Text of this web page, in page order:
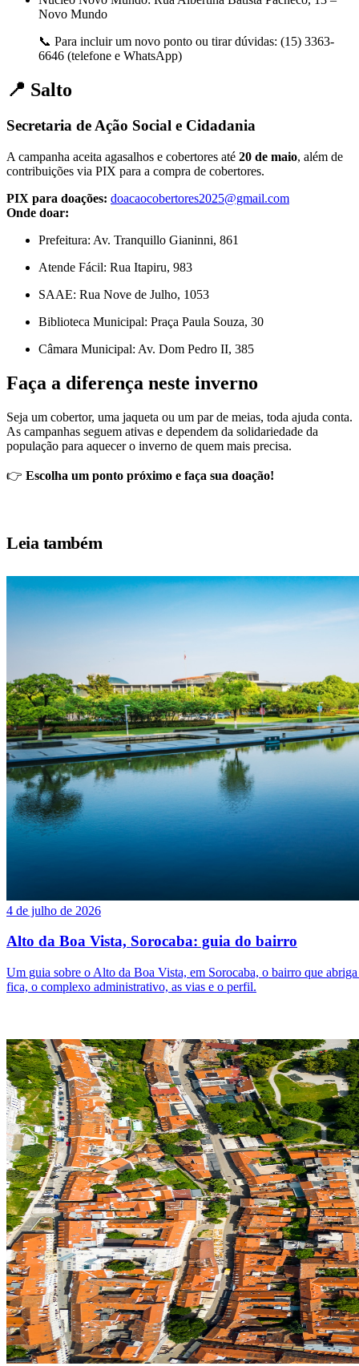
Novo Mundo
📞 Para incluir um novo ponto ou tirar dúvidas: (15) 3363-
6646 (telefone e WhatsApp)
📍 Salto
Secretaria de Ação Social e Cidadania
A campanha aceita agasalhos e cobertores até 20 de maio, além de
contribuições via PIX para a compra de cobertores.
PIX para doações: doacaocobertores2025@gmail.com
Onde doar:
Prefeitura: Av. Tranquillo Gianinni, 861
Atende Fácil: Rua Itapiru, 983
SAAE: Rua Nove de Julho, 1053
Biblioteca Municipal: Praça Paula Souza, 30
Câmara Municipal: Av. Dom Pedro II, 385
Faça a diferença neste inverno
Seja um cobertor, uma jaqueta ou um par de meias, toda ajuda conta.
As campanhas seguem ativas e dependem da solidariedade da
população para aquecer o inverno de quem mais precisa.
👉 Escolha um ponto próximo e faça sua doação!
Leia também
4 de julho de 2026
Alto da Boa Vista, Sorocaba: guia do bairro
Um guia sobre o Alto da Boa Vista, em Sorocaba, o bairro que
fica, o complexo administrativo, as vias e o perfil.